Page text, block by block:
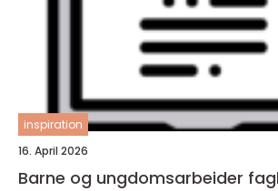
inspiration
16. April 2026
Barne og ungdomsarbeider